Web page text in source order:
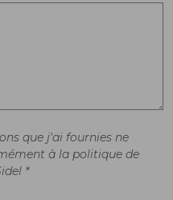
que j'ai fournies ne
à la politique de
*